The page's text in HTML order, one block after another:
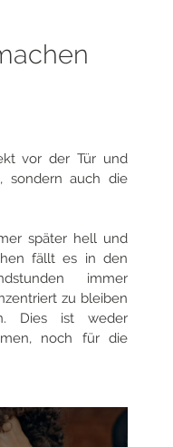
vor der Tür und
sondern auch die
später hell und
fällt es in den
immer
zu bleiben
Dies ist weder
noch für die